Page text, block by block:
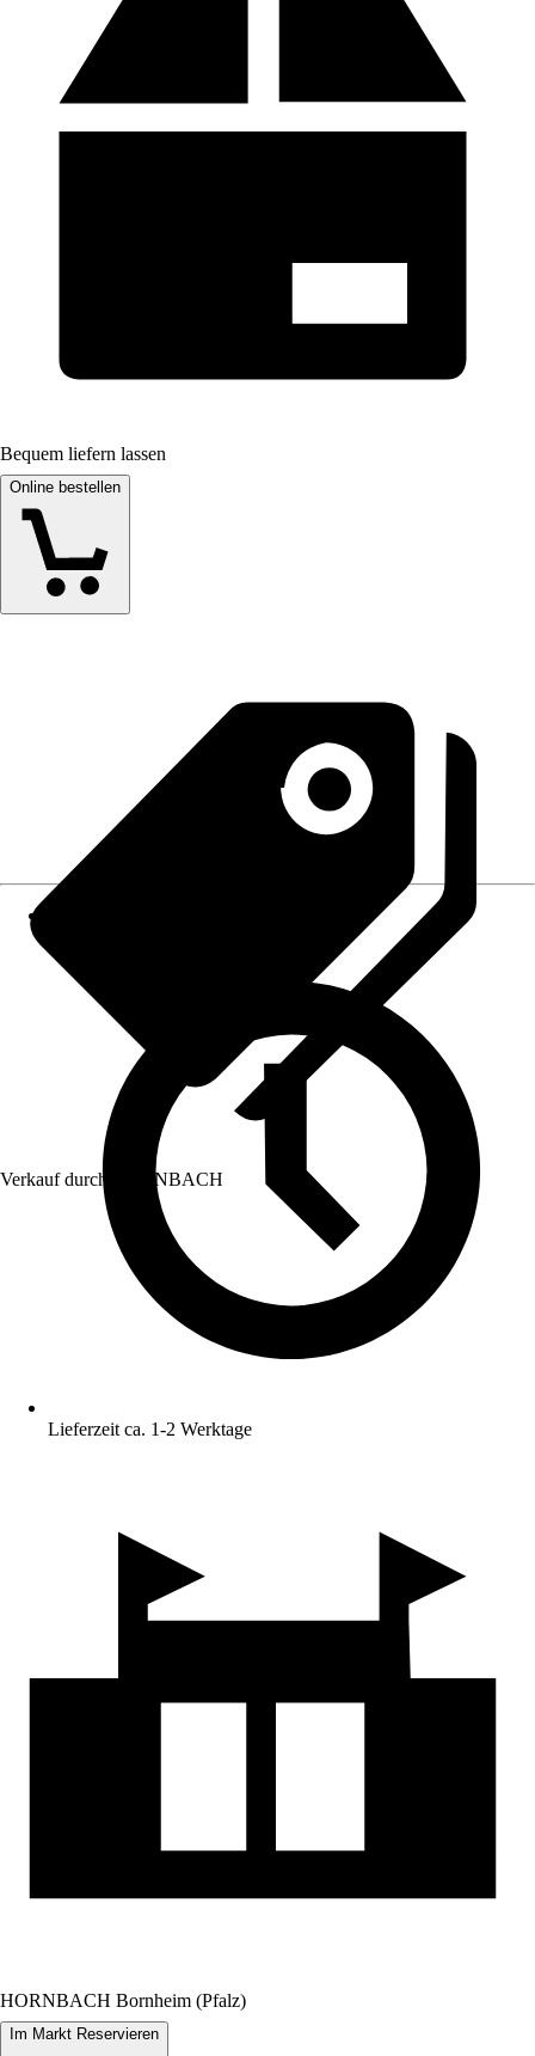
Bequem liefern lassen
Online bestellen
Verkauf durch: HORNBACH
Lieferzeit ca. 1-2 Werktage
HORNBACH Bornheim (Pfalz)
Im Markt Reservieren